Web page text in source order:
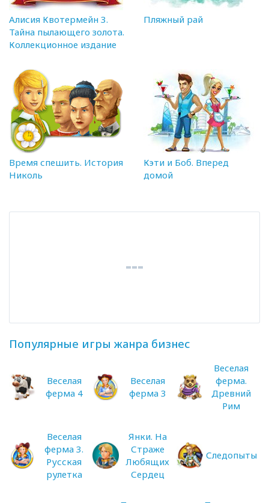
Алисия Квотермейн 3.
Тайна пылающего золота.
Коллекционное издание
Пляжный рай
Время спешить. История
Николь
Кэти и Боб. Вперед
домой
Популярные игры жанра бизнес
Веселая
ферма 4
Веселая
ферма 3
Веселая
ферма.
Древний
Рим
Веселая
ферма 3.
Русская
рулетка
Янки. На
Страже
Любящих
Сердец
Следопыты